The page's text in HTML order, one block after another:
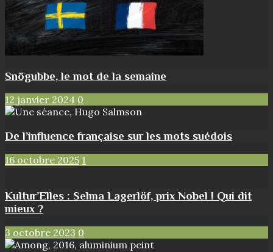
Snögubbe, le mot de la semaine
12 janvier 2024 0
De l’influence française sur les mots suédois
16 octobre 2025 1
Kultur’Elles : Selma Lagerlöf, prix Nobel ! Qui dit
mieux ?
3 octobre 2023 0